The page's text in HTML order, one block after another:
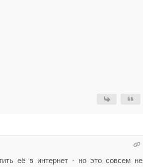
её в интернет - но это совсем не